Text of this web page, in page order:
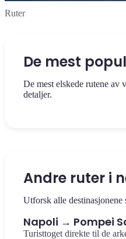
Ruter
De mest
De mest elskede rutene av
detaljer.
Andre ruter i
Utforsk alle destinasjonene
Napoli → Pompei
Turisttoget direkte til de